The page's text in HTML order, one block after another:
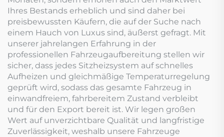
Ihres Bestands erheblich und sind daher bei
preisbewussten Käufern, die auf der Suche nach
einem Hauch von Luxus sind, äußerst gefragt. Mit
unserer jahrelangen Erfahrung in der
professionellen Fahrzeugaufbereitung stellen wir
sicher, dass jedes Sitzheizsystem auf schnelles
Aufheizen und gleichmäßige Temperaturregelung
geprüft wird, sodass das gesamte Fahrzeug in
einwandfreiem, fahrbereitem Zustand verbleibt
und für den Export bereit ist. Wir legen großen
Wert auf unverzichtbare Qualität und langfristige
Zuverlässigkeit, weshalb unsere Fahrzeuge